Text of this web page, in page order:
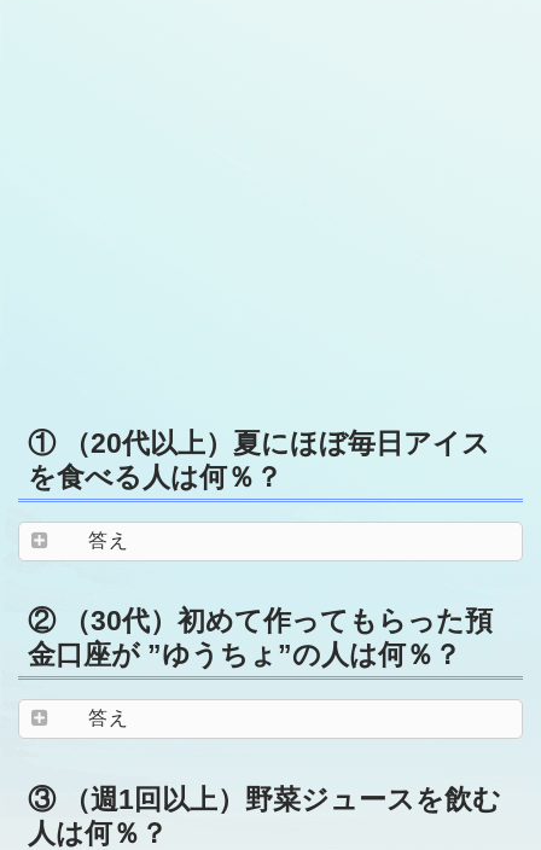
① （20代以上）夏にほぼ毎日アイス
を食べる人は何％？
答え
② （30代）初めて作ってもらった預
金口座が ”ゆうちょ”の人は何％？
答え
③ （週1回以上）野菜ジュースを飲む
人は何％？